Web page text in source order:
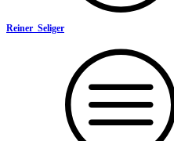
Reiner Seliger